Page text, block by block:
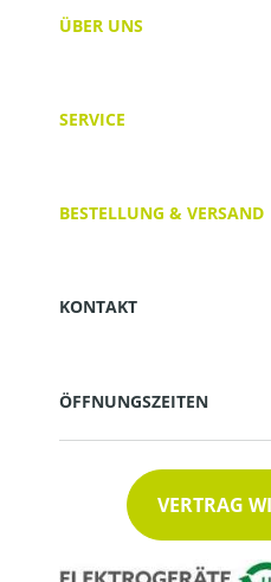
ÜBER UNS
SERVICE
BESTELLUNG & VERSAND
KONTAKT
ÖFFNUNGSZEITEN
VERTRAG